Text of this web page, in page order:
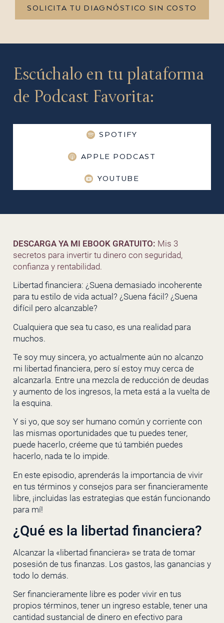
SOLICITA TU DIAGNÓSTICO SIN COSTO
Escúchalo en tu plataforma
de Podcast Favorita:
SPOTIFY
APPLE PODCAST
YOUTUBE
DESCARGA YA MI EBOOK GRATUITO: Mis 3
secretos para invertir tu dinero con seguridad,
confianza y rentabilidad.
Libertad financiera: ¿Suena demasiado incoherente
para tu estilo de vida actual? ¿Suena fácil? ¿Suena
difícil pero alcanzable?
Cualquiera que sea tu caso, es una realidad para
muchos.
Te soy muy sincera, yo actualmente aún no alcanzo
mi libertad financiera, pero sí estoy muy cerca de
alcanzarla. Entre una mezcla de reducción de deudas
y aumento de los ingresos, la meta está a la vuelta de
la esquina.
Y si yo, que soy ser humano común y corriente con
las mismas oportunidades que tu puedes tener,
puede hacerlo, créeme que tú también puedes
hacerlo, nada te lo impide.
En este episodio, aprenderás la importancia de vivir
en tus términos y consejos para ser financieramente
libre, ¡incluidas las estrategias que están funcionando
para mí!
¿Qué es la libertad financiera?
Alcanzar la «libertad financiera» se trata de tomar
posesión de tus finanzas. Los gastos, las ganancias y
todo lo demás.
Ser financieramente libre es poder vivir en tus
propios términos, tener un ingreso estable, tener una
cantidad sustancial de dinero en efectivo para